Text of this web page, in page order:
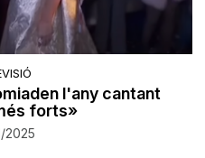
l'any cantant
forts»
2025